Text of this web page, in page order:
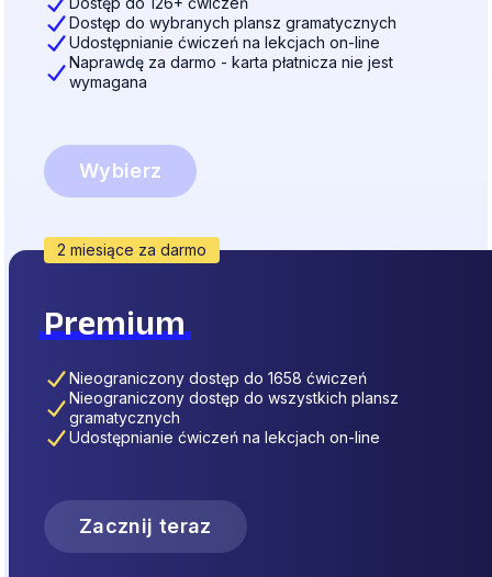
Dostęp do wybranych plansz gramatycznych
Udostępnianie ćwiczeń na lekcjach on-line
Naprawdę za darmo - karta płatnicza nie jest
wymagana
Wybierz
2 miesiące za darmo
Premium
Nieograniczony dostęp do 1658 ćwiczeń
Nieograniczony dostęp do wszystkich plansz
gramatycznych
Udostępnianie ćwiczeń na lekcjach on-line
Zacznij teraz